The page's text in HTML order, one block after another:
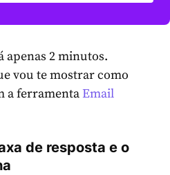
apenas 2 minutos.
vou te mostrar como
a ferramentaEmail
de resposta e o